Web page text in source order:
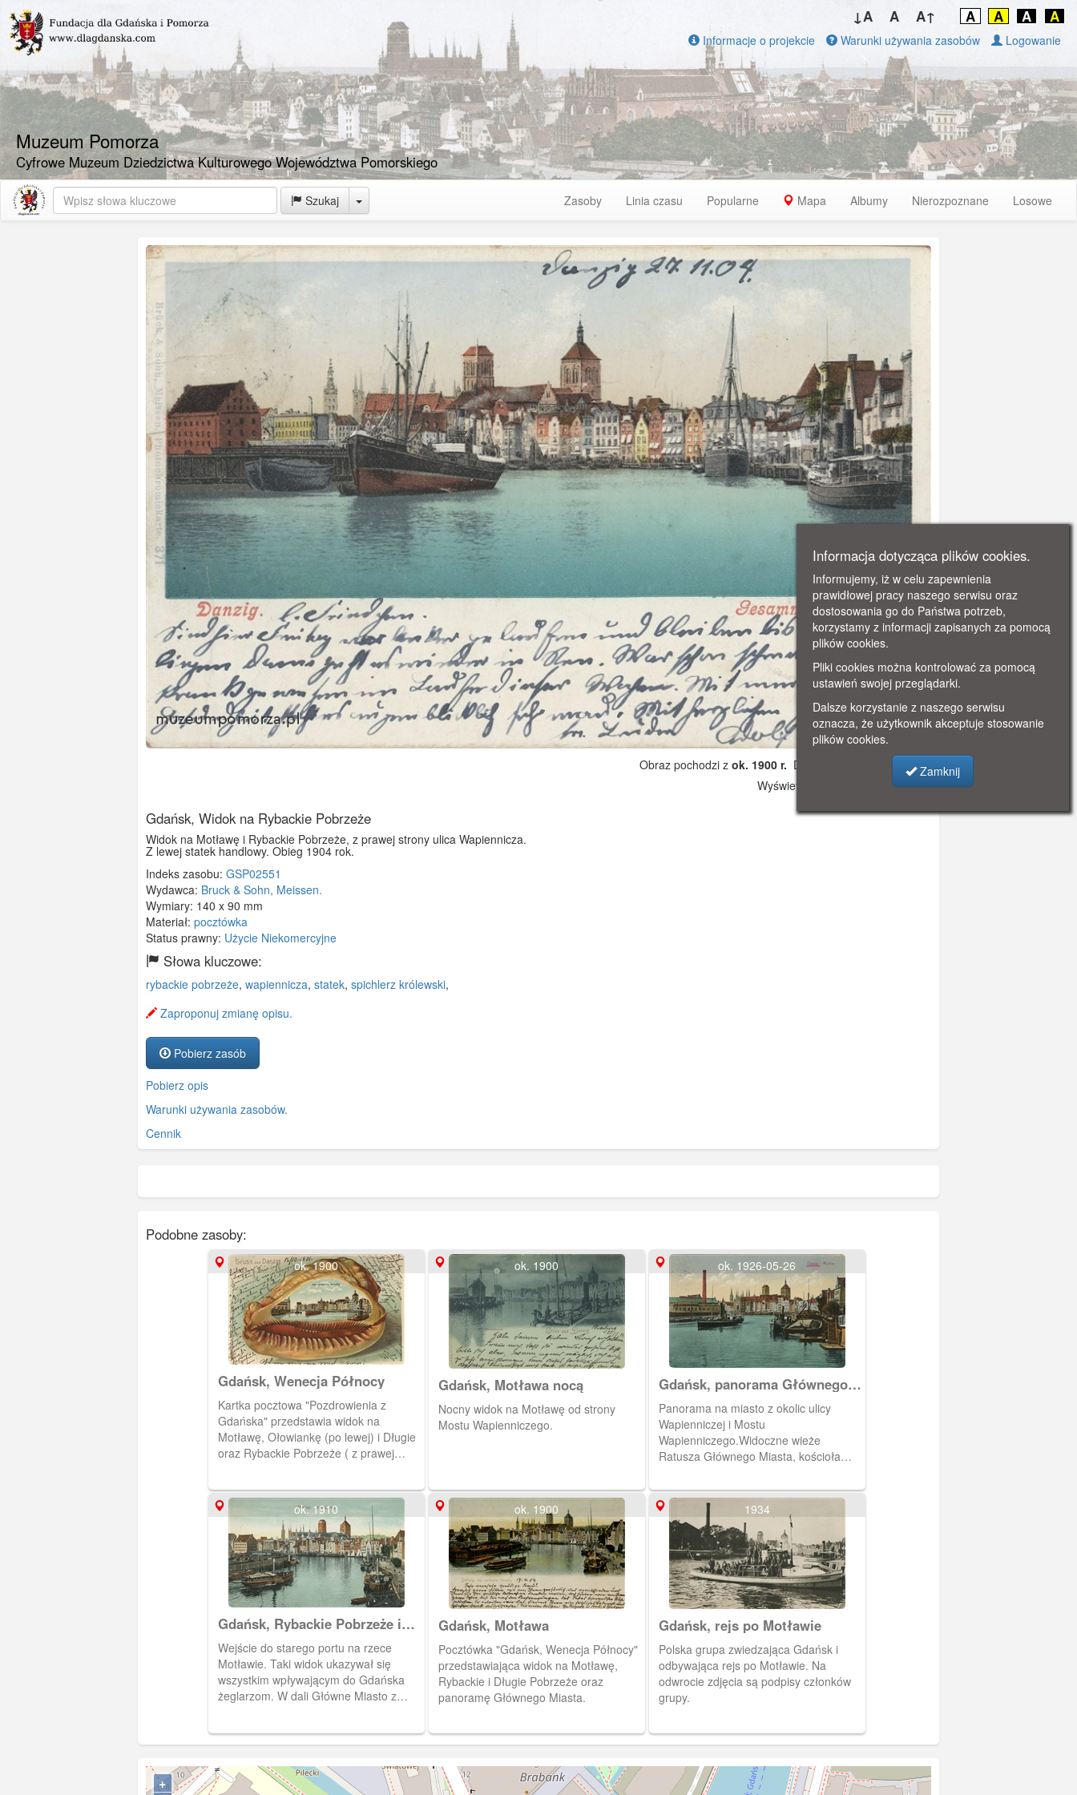
Muzeum Pomorza
Cyfrowe Muzeum Dziedzictwa Kulturowego Województwa Pomorskiego
↓A A A↑ A A A A
Informacje o projekcie Warunki używania zasobów Logowanie
Szukaj Toggle Dropdown Zasoby Linia czasu Popularne Mapa Albumy Nierozpoznane Losowe
Obraz pochodzi z ok. 1900 r. Dodano: 2019-12-04 23:33
Wyświetlono: 2966
Gdańsk, Widok na Rybackie Pobrzeże
Widok na Motławę i Rybackie Pobrzeże, z prawej strony ulica Wapiennicza.
Z lewej statek handlowy. Obieg 1904 rok.
Indeks zasobu: GSP02551
Wydawca: Bruck & Sohn, Meissen.
Wymiary: 140 x 90 mm
Materiał: pocztówka
Status prawny: Użycie Niekomercyjne
Słowa kluczowe:
rybackie pobrzeże, wapiennicza, statek, spichlerz królewski,
Zaproponuj zmianę opisu.
Pobierz zasób
Pobierz opis
Warunki używania zasobów.
Cennik
Podobne zasoby:
ok. 1900
Gdańsk, Wenecja Północy
Kartka pocztowa "Pozdrowienia z
Gdańska" przedstawia widok na
Motławę, Ołowiankę (po lewej) i Długie
oraz Rybackie Pobrzeże ( z prawej
ok. 1900
Gdańsk, Motława nocą
Nocny widok na Motławę od strony
Mostu Wapienniczego.
ok. 1926-05-26
Gdańsk, panorama Głównego
Miasta od strony Motławy
Panorama na miasto z okolic ulicy
Wapienniczej i Mostu
Wapienniczego.Widoczne wieże
Ratusza Głównego Miasta, kościoła
ulica Wapienicza. Z lewej strony
widoczna elektrownia na Wyspie
Ołowianka,
ok. 1910
Gdańsk, Rybackie Pobrzeże i
Ołowianka
Wejście do starego portu na rzece
Motławie. Taki widok ukazywał się
wszystkim wpływającym do Gdańska
żeglarzom. W dali Główne Miasto z
lewej strony brzeg Wyspy Ołowianki.
ok. 1900
Gdańsk, Motława
Pocztówka "Gdańsk, Wenecja Północy"
przedstawiająca widok na Motławę,
Rybackie i Długie Pobrzeże oraz
panoramę Głównego Miasta.
1934
Gdańsk, rejs po Motławie
Polska grupa zwiedzająca Gdańsk i
odbywająca rejs po Motławie. Na
odwrocie zdjęcia są podpisy członków
grupy.
+
Informacja dotycząca plików cookies.
Informujemy, iż w celu zapewnienia
prawidłowej pracy naszego serwisu oraz
dostosowania go do Państwa potrzeb,
korzystamy z informacji zapisanych za pomocą
plików cookies.
Pliki cookies można kontrolować za pomocą
ustawień swojej przeglądarki.
Dalsze korzystanie z naszego serwisu
oznacza, że użytkownik akceptuje stosowanie
plików cookies.
Zamknij